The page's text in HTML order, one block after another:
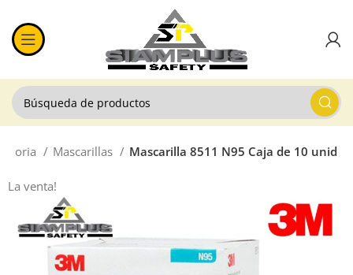
Mascarillas Mascarilla 8511 N95 Caja de 10 unid
La venta!